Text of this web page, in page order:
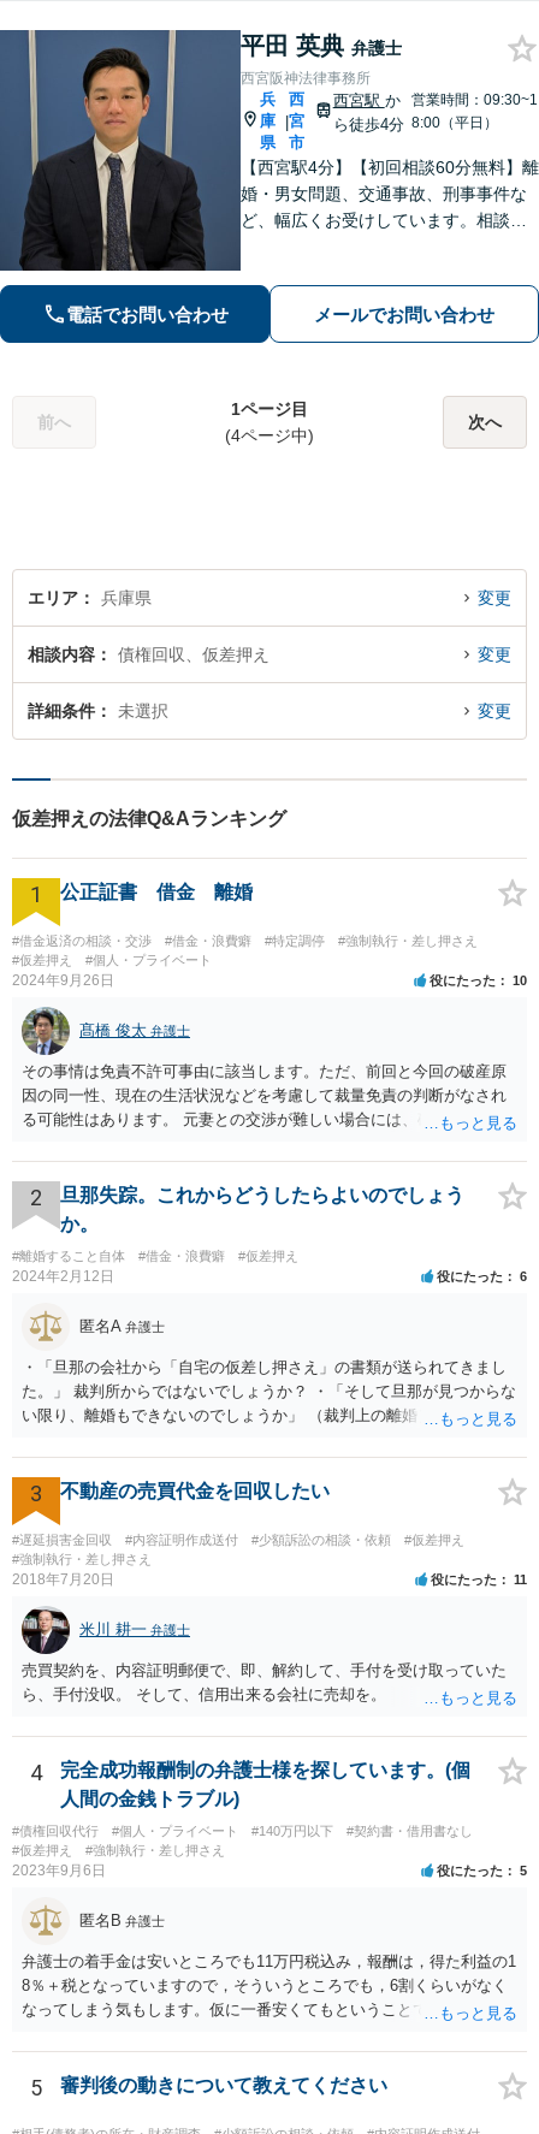
平田 英典 弁護士
西宮阪神法律事務所
兵
庫
県
|
西
宮
市
西宮駅 か
ら徒歩4分
営業時間：09:30~1
8:00（平日）
【西宮駅4分】【初回相談60分無料】離
婚・男女問題、交通事故、刑事事件な
ど、幅広くお受けしています。相談者
を心がけています。ぜひご相談くださ
い。【休日・夜間面談可】【WEB面談
電話でお問い合わせ メールでお問い合わせ
前へ
1ページ目
(4ページ中)
次へ
エリア 兵庫県 変更
相談内容 債権回収、仮差押え 変更
詳細条件 未選択 変更
仮差押えの法律Q&Aランキング
1 公正証書 借金 離婚
#借金返済の相談・交渉 #借金・浪費癖 #特定調停
#強制執行・差し押さえ
#仮差押え
#個人・プライベート
2024年9月26日 役にたった 10
髙橋 俊太 弁護士
その事情は免責不許可事由に該当します。ただ、前回と今回の破産原
因の同一性、現在の生活状況などを考慮して裁量免責の判断がなされ
る可能性はあります。 元妻との交渉が難しい場合には、破産も検討な
証役場に伝える事柄ではありません。
2
旦那失踪。これからどうしたらよいのでしょう
か。
#離婚すること自体 #借金・浪費癖 #仮差押え
2024年2月12日 役にたった 6
匿名A 弁護士
・「旦那の会社から「自宅の仮差し押さえ」の書類が送られてきまし
た。」 裁判所からではないでしょうか？ ・「そして旦那が見つからな
い限り、離婚もできないのでしょうか」 （裁判上の離婚） 第七百七十
とができる。 一 配偶者に不貞な行為があったとき。 二 配偶者から
悪意で遺棄されたとき。 三 配偶者の生死が三年以上明らかでないと
き。 四 配偶者が強度の精神病にかかり、回復の見込みがないとき。
五 その他婚姻を継続し難い重大な事由があるとき。 ２ 裁判所は、
前項第一号から第四号までに掲げる事由がある場合であっても、一切
の事情を考慮して婚姻の継続を相当と認めるときは、離婚の請求を棄
却することができる。 １項３号でか２項で対応することになるでしょ
う。 ですが、差しあたっては捜索願を出すなどの対応になるでしょ
う。 携帯電話を持って移動していればある程度状況はわかります。 急
ぎの回答・対応を希望されているのであれば、個別のご相談をおすす
めします。
3 不動産の売買代金を回収したい
#遅延損害金回収 #内容証明作成送付 #少額訴訟の相談・依頼
#仮差押え
#強制執行・差し押さえ
2018年7月20日 役にたった 11
米川 耕一 弁護士
売買契約を、内容証明郵便で、即、解約して、手付を受け取っていた
ら、手付没収。 そして、信用出来る会社に売却を。
4
完全成功報酬制の弁護士様を探しています。(個
人間の金銭トラブル)
#債権回収代行 #個人・プライベート #140万円以下
#契約書・借用書なし
#仮差押え
#強制執行・差し押さえ
2023年9月6日 役にたった 5
匿名B 弁護士
弁護士の着手金は安いところでも11万円税込み，報酬は，得た利益の1
8％＋税となっていますので，そういうところでも，6割くらいがなく
なってしまう気もします。仮に一番安くてもということです。 交渉や
額に比して，完全報酬で受けるメリットが弁護士側にない気もしま
す。 地方裁判所の少額訴訟という制度を利用できるか裁判所に問い合
すから，費用倒れの恐れありです。
5 審判後の動きについて教えてください